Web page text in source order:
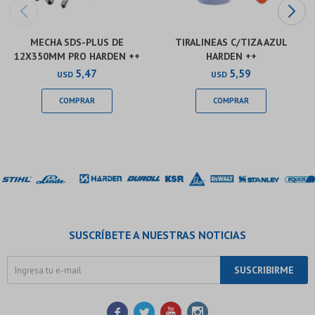
MECHA SDS-PLUS DE
12X350MM PRO HARDEN ++
USD 5,47
TIRALINEAS C/TIZA AZUL
HARDEN ++
USD 5,59
SUSCRÍBETE A NUESTRAS NOTICIAS
SUSCRIBIRME
   